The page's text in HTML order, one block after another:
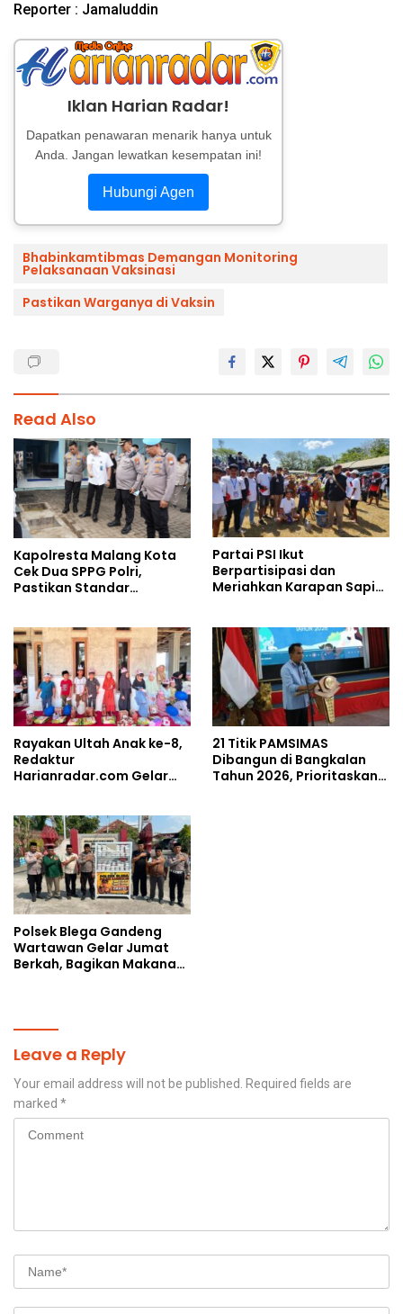
Reporter : Jamaluddin
Iklan Harian Radar!
Dapatkan penawaran menarik hanya untuk
Anda. Jangan lewatkan kesempatan ini!
Hubungi Agen
Bhabinkamtibmas Demangan Monitoring
Pelaksanaan Vaksinasi
Pastikan Warganya di Vaksin
Read Also
Kapolresta Malang Kota
Cek Dua SPPG Polri,
Pastikan Standar
Berjalan Optimal
Partai PSI Ikut
Berpartisipasi dan
Meriahkan Karapan Sapi
Rayakan Ultah Anak ke-8,
Redaktur
Harianradar.com Gelar
21 Titik PAMSIMAS
Dibangun di Bangkalan
Tahun 2026, Prioritaskan
Polsek Blega Gandeng
Wartawan Gelar Jumat
Berkah, Bagikan Makanan
Leave a Reply
Your email address will not be published. Required fields are
marked *